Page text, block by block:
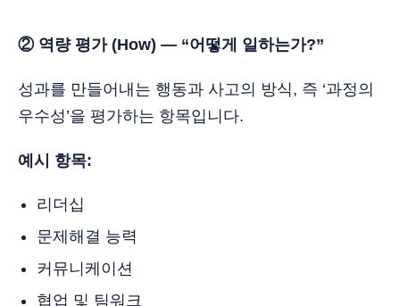
② 역량 평가 (How) — “어떻게 일하는가?”
성과를 만들어내는 행동과 사고의 방식, 즉 ‘과정의
우수성’을 평가하는 항목입니다.
예시 항목:
리더십
문제해결 능력
커뮤니케이션
협업 및 팀워크